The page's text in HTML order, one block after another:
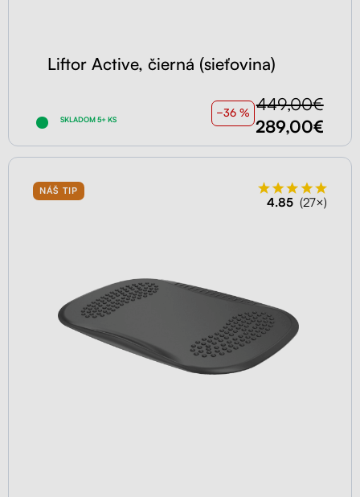
Liftor Active, čierná (sieťovina)
SKLADOM 5+ KS
−36 % 449,00€
289,00€
NÁŠ TIP
4.85 (27×)